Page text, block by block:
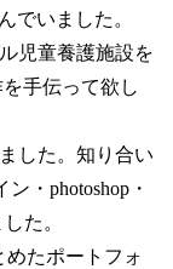
でいました。
児童養護施設を
を手伝って欲し
した。知り合い
ン・photoshop・
た。
めたポートフォ